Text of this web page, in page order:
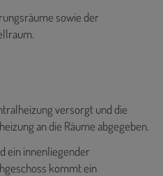
sowie der
versorgt und die
an die Räume abgegeben.
ein innenliegender
kommt ein